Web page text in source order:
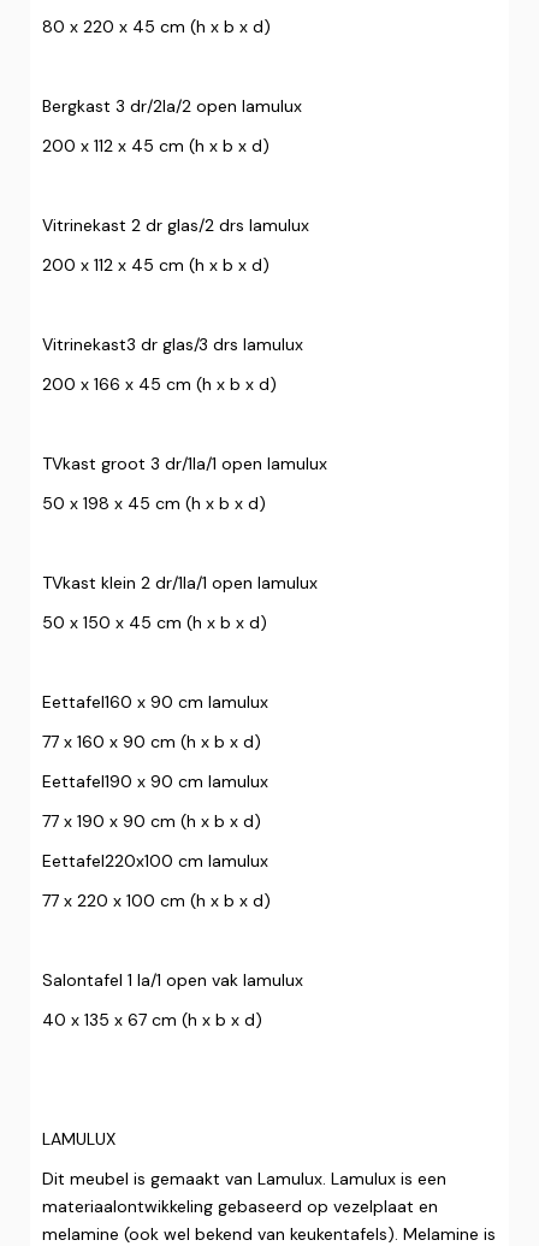
80 x 220 x 45 cm (h x b x d)
Bergkast 3 dr/2la/2 open lamulux
200 x 112 x 45 cm (h x b x d)
Vitrinekast 2 dr glas/2 drs lamulux
200 x 112 x 45 cm (h x b x d)
Vitrinekast3 dr glas/3 drs lamulux
200 x 166 x 45 cm (h x b x d)
TVkast groot 3 dr/1la/1 open lamulux
50 x 198 x 45 cm (h x b x d)
TVkast klein 2 dr/1la/1 open lamulux
50 x 150 x 45 cm (h x b x d)
Eettafel160 x 90 cm lamulux
77 x 160 x 90 cm (h x b x d)
Eettafel190 x 90 cm lamulux
77 x 190 x 90 cm (h x b x d)
Eettafel220x100 cm lamulux
77 x 220 x 100 cm (h x b x d)
Salontafel 1 la/1 open vak lamulux
40 x 135 x 67 cm (h x b x d)
LAMULUX
Dit meubel is gemaakt van Lamulux. Lamulux is een
materiaalontwikkeling gebaseerd op vezelplaat en
melamine (ook wel bekend van keukentafels). Melamine is